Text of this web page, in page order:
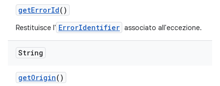
getErrorId()
Restituisce l' ErrorIdentifier associato all'eccezione.
String
getOrigin()